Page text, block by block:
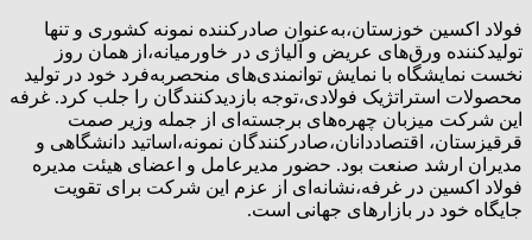
فولاد اکسین خوزستان،به‌عنوان صادرکننده نمونه کشوری و تنها
تولیدکننده ورق‌های عریض و آلیاژی در خاورمیانه،از همان روز
نخست نمایشگاه با نمایش توانمندی‌های منحصربه‌فرد خود در تولید
محصولات استراتژیک فولادی،توجه بازدیدکنندگان را جلب کرد. غرفه
این شرکت میزبان چهره‌های برجسته‌ای از جمله وزیر صمت
قرقیزستان، اقتصاددانان،صادرکنندگان نمونه،اساتید دانشگاهی و
مدیران ارشد صنعت بود. حضور مدیرعامل و اعضای هیئت مدیره
فولاد اکسین در غرفه،نشانه‌ای از عزم این شرکت برای تقویت
جایگاه خود در بازارهای جهانی است.